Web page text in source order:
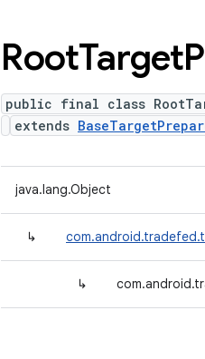
RootTarget
public final class
extends
java.lang.Object
↳
↳